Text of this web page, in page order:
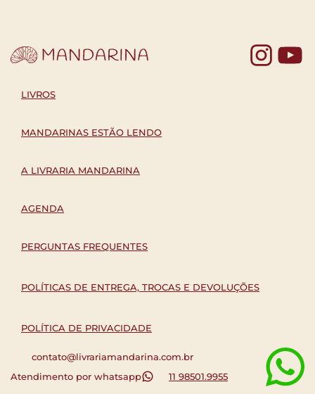
LIVROS
MANDARINAS ESTÃO LENDO
A LIVRARIA MANDARINA
AGENDA
PERGUNTAS FREQUENTES
POLÍTICAS DE ENTREGA, TROCAS E DEVOLUÇÕES
POLÍTICA DE PRIVACIDADE
contato@livrariamandarina.com.br
Atendimento por whatsapp
11 98501.9955